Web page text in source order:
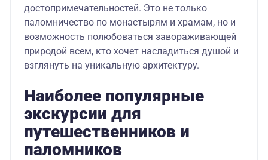
достопримечательностей. Это не только
паломничество по монастырям и храмам, но и
возможность полюбоваться завораживающей
природой всем, кто хочет насладиться душой и
взглянуть на уникальную архитектуру.
Наиболее популярные
экскурсии для
путешественников и
паломников